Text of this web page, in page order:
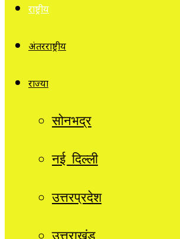
राष्ट्रीय
अंतरराष्ट्रीय
राज्यों
सोनभद्र
नई दिल्ली
उत्तरप्रदेश